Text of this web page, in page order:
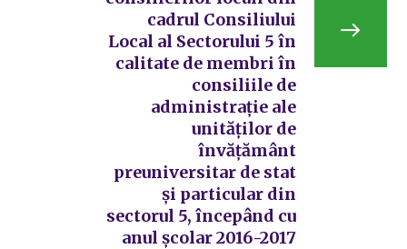
cadrul Consiliului
Local al Sectorului 5 în
calitate de membri în
consiliile de
administrație ale
unităților de
învățământ
preuniversitar de stat
și particular din
sectorul 5, începând cu
anul școlar 2016-2017